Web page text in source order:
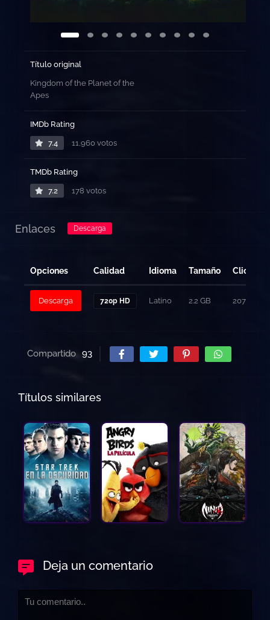
Título original
Kingdom of the Planet of the
Apes
IMDb Rating
7.4 11,960 votos
TMDb Rating
7.2 178 votos
Enlaces Descarga
Opciones Calidad Idioma Tamaño Clicks
Descarga 720p HD Latino 2.2 GB 207
Compartido 93
Títulos similares
Deja un comentario